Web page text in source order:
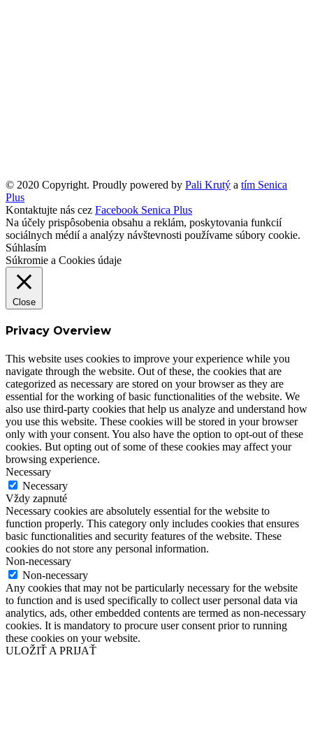
© 2020 Copyright. Proudly powered by Pali Krutý a tím Senica
Plus
Kontaktujte nás cez Facebook Senica Plus
Na účely prispôsobenia obsahu a reklám, poskytovania funkcií
sociálnych médií a analýzy návštevnosti používame súbory cookie.
Súhlasím
Súkromie a Cookies údaje
Close
Privacy Overview
This website uses cookies to improve your experience while you
navigate through the website. Out of these, the cookies that are
categorized as necessary are stored on your browser as they are
essential for the working of basic functionalities of the website. We
also use third-party cookies that help us analyze and understand how
you use this website. These cookies will be stored in your browser
only with your consent. You also have the option to opt-out of these
cookies. But opting out of some of these cookies may affect your
browsing experience.
Necessary
Necessary
Vždy zapnuté
Necessary cookies are absolutely essential for the website to
function properly. This category only includes cookies that ensures
basic functionalities and security features of the website. These
cookies do not store any personal information.
Non-necessary
Non-necessary
Any cookies that may not be particularly necessary for the website
to function and is used specifically to collect user personal data via
analytics, ads, other embedded contents are termed as non-necessary
cookies. It is mandatory to procure user consent prior to running
these cookies on your website.
ULOŽIŤ A PRIJAŤ